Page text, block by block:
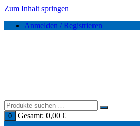
Zum Inhalt springen
Anmelden / Registrieren
0 Gesamt: 0,00 €